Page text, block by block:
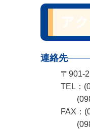
連絡先
〒901-
TEL：
FAX：